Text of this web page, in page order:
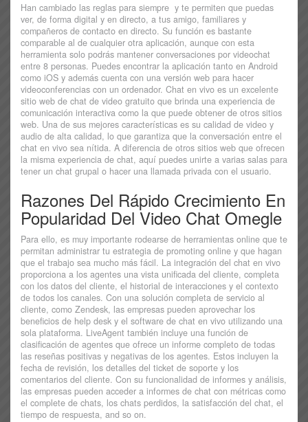
Han cambiado las reglas para siempre y te permiten que puedas
ver, de forma digital y en directo, a tus amigo, familiares y
compañeros de contacto en directo. Su función es bastante
comparable al de cualquier otra aplicación, aunque con esta
herramienta solo podrás mantener conversaciones por videochat
entre 8 personas. Puedes encontrar la aplicación tanto en Android
como iOS y además cuenta con una versión web para hacer
videoconferencias con un ordenador. Chat en vivo es un excelente
sitio web de chat de video gratuito que brinda una experiencia de
comunicación interactiva como la que puede obtener de otros sitios
web. Una de sus mejores características es su calidad de video y
audio de alta calidad, lo que garantiza que la conversación entre el
chat en vivo sea nítida. A diferencia de otros sitios web que ofrecen
la misma experiencia de chat, aquí puedes unirte a varias salas para
tener un chat grupal o hacer una llamada privada con el usuario.
Razones Del Rápido Crecimiento En
Popularidad Del Video Chat Omegle
Para ello, es muy importante rodearse de herramientas online que te
permitan administrar tu estrategia de promoting online y que hagan
que el trabajo sea mucho más fácil. La integración del chat en vivo
proporciona a los agentes una vista unificada del cliente, completa
con los datos del cliente, el historial de interacciones y el contexto
de todos los canales. Con una solución completa de servicio al
cliente, como Zendesk, las empresas pueden aprovechar los
beneficios de help desk y el software de chat en vivo utilizando una
sola plataforma. LiveAgent también incluye una función de
clasificación de agentes que ofrece un informe completo de todas
las reseñas positivas y negativas de los agentes. Estos incluyen la
fecha de revisión, los detalles del ticket de soporte y los
comentarios del cliente. Con su funcionalidad de informes y análisis,
las empresas pueden acceder a informes de chat con métricas como
el complete de chats, los chats perdidos, la satisfacción del chat, el
tiempo de respuesta, and so on.